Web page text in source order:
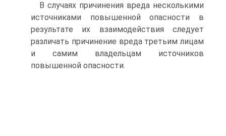
В случаях причинения вреда несколькими
источниками повышенной опасности в
результате их взаимодействия следует
различать причинение вреда третьим лицам
и самим владельцам источников
повышенной опасности.